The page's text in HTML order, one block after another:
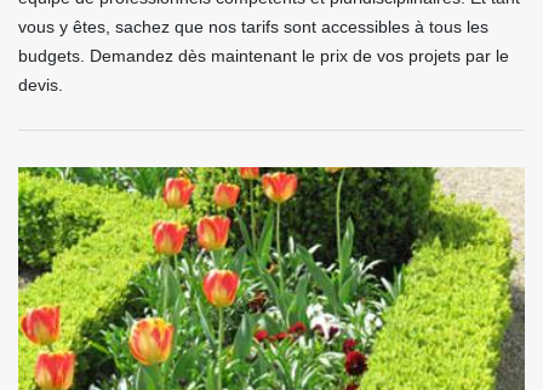
vous y êtes, sachez que nos tarifs sont accessibles à tous les
budgets. Demandez dès maintenant le prix de vos projets par le
devis.